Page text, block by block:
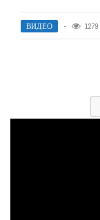
ВИДЕО 1279